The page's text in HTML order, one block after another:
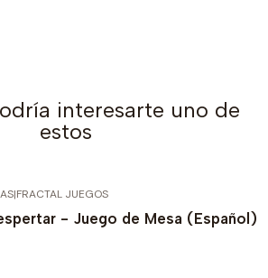
interesarte uno de
estos
|FRACTAL JUEGOS
- Juego de Mesa (Español)